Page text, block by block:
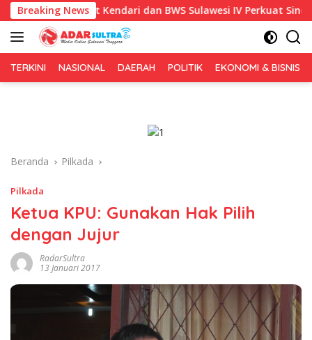
Langsung
ke
konten
Breaking News
Pemkot Kendari dan BWS Sulawesi IV Perkuat Sinergi Jaga
TERKINI NASIONAL DAERAH POLITIK EKONOMI & BISNIS
Beranda Pilkada
Pilkada
Ketua KPU: Gunakan Hak Pilih
dengan Jujur
RadarSultra
13 Januari 2017